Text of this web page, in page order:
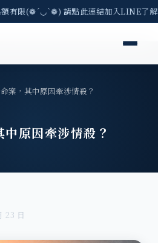
有限(❁´◡`❁) 請點此連結加入LINE了
案，其中原因牽涉情殺？
原因牽涉情殺？
23 日